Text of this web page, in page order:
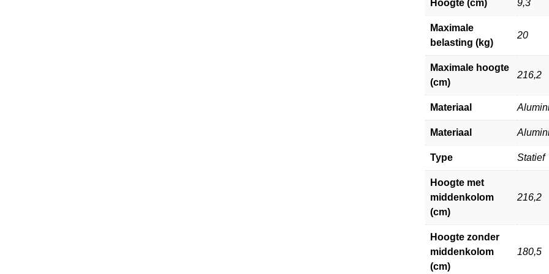
Hoogte (cm) 9,3
Maximale
belasting (kg)
20
Maximale hoogte
(cm)
216,2
Materiaal
Materiaal
Type Statief
Hoogte met
middenkolom
(cm)
216,2
Hoogte zonder
middenkolom
(cm)
180,5